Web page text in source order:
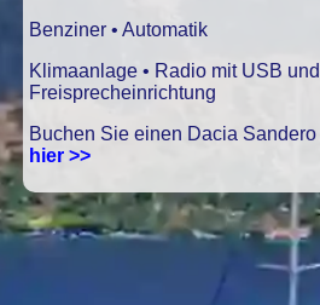
Benziner • Automatik
Klimaanlage • Radio mit USB
Freisprecheinrichtung
Buchen Sie einen Dacia
hier >>